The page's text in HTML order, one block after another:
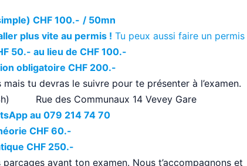
CHF 100.- / 50mn
plus vite au permis ! Tu peux aussi faire un permis
50.- au lieu de CHF 100.-
obligatoire CHF 200.-
tu devras le suivre pour te présenter à l’examen.
Rue des Communaux 14 Vevey Gare
au 079 214 74 70
CHF 60.-
CHF 250.-
avant ton examen. Nous t’accompagnons et